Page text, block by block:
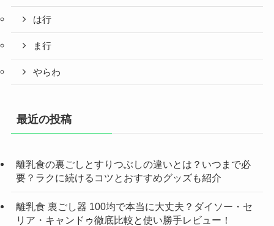
は行
ま行
やらわ
最近の投稿
離乳食の裏ごしとすりつぶしの違いとは？いつまで必
要？ラクに続けるコツとおすすめグッズも紹介
離乳食 裏ごし器 100均で本当に大丈夫？ダイソー・セ
リア・キャンドゥ徹底比較と使い勝手レビュー！